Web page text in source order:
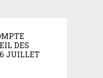
DES
JUILLET